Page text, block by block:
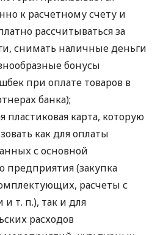
к расчетному счету и
рассчитываться за
снимать наличные деньги
бонусы
при оплате товаров в
банка);
пластиковая карта, которую
как для оплаты
с основной
предприятия (закупка
расчеты с
и т. п.), так и для
расходов